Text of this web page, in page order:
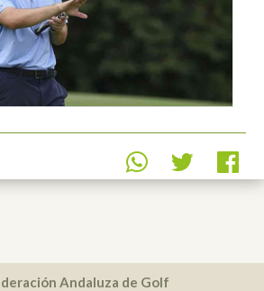
Andaluza de Golf